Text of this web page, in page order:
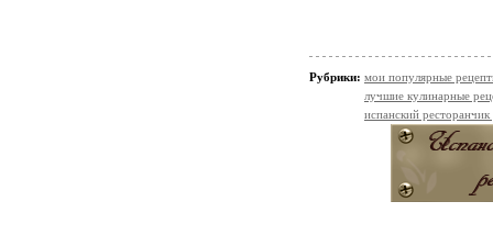
Рубрики: мои популярные
лучшие кулинарные
испанский